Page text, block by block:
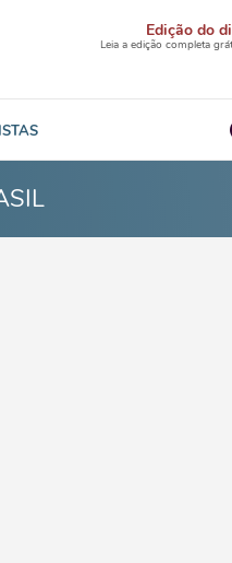
Edição do
Leia a edição completa